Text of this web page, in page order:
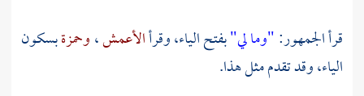
قرأ الجمهور:"وما لي"بفتح الياء، وقرأالأعمش،وحمزةبسكون
الياء، وقد تقدم مثل هذا.